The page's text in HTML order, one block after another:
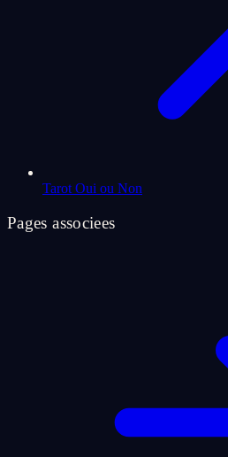
Tarot Oui ou Non
Pages associees